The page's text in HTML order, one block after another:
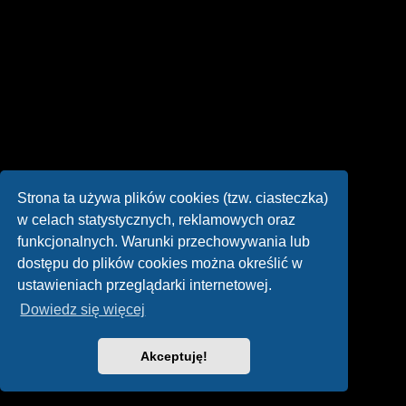
Strona ta używa plików cookies (tzw. ciasteczka)
w celach statystycznych, reklamowych oraz
funkcjonalnych. Warunki przechowywania lub
dostępu do plików cookies można określić w
ustawieniach przeglądarki internetowej.
Dowiedz się więcej
Akceptuję!